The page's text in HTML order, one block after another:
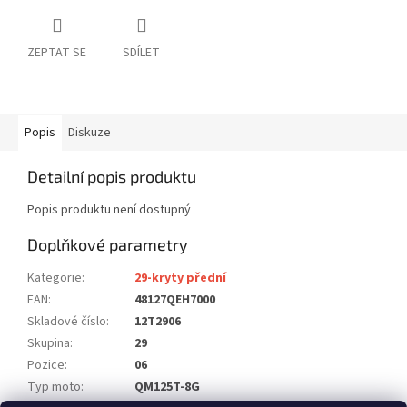
ZEPTAT SE SDÍLET
Popis Diskuze
Detailní popis produktu
Popis produktu není dostupný
Doplňkové parametry
Kategorie:
29-kryty přední
EAN:
48127QEH7000
Skladové číslo:
12T2906
Skupina:
29
Pozice:
06
Typ moto:
QM125T-8G